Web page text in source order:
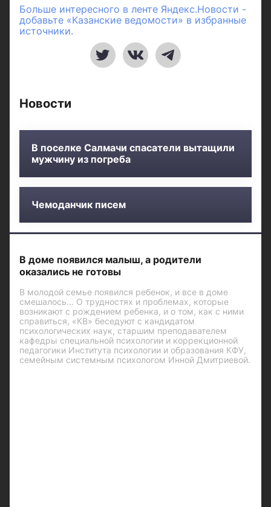
Больше интересного в ленте Яндекс.Новости -
добавьте «Казанские ведомости» в избранные
источники.
Новости
В поселке Салмачи спасатели вытащили
мужчину из погреба
Чемоданчик писем
В доме появился малыш, а родители
оказались не готовы
В молодой семье появился ребенок, и все в доме
смешалось... О трудностях и проблемах, которые
возникают с рождением ребенка, и о том, как с ними
справиться, «КВ» беседуют с кандидатом
психологических наук, старшим преподавателем
кафедры специальной психологии и коррекционной
педагогики Института психологии и образования КФУ,
семейным системным психологом Инной Дмитриевой.